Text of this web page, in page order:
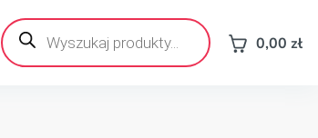
Wyszukiwarka
produktów 0,00 zł